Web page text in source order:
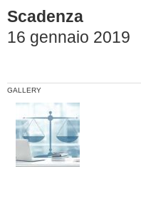
Scadenza
16 gennaio 2019
GALLERY